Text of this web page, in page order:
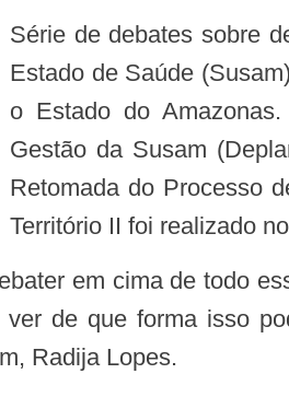
Série de debates sobre
Estado de Saúde
o Estado do
Gestão da Susam
Retomada do Processo
Território II foi realizado
de que forma isso
Radija Lopes.